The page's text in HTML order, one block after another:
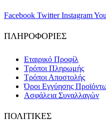
Facebook Twitter Instagram
ΠΛΗΡΟΦΟΡΙΕΣ
Εταιρικό Προφίλ
Τρόποι Πληρωμής
Τρόποι Αποστολής
Όροι Εγγύησης
Ασφάλεια Συναλλαγών
ΠΟΛΙΤΙΚΕΣ